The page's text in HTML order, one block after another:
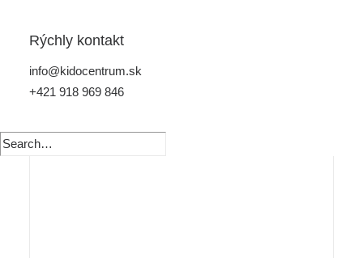
Rýchly kontakt
info@kidocentrum.sk
+421 918 969 846